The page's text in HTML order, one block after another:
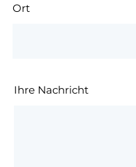
Ort
Ihre Nachricht